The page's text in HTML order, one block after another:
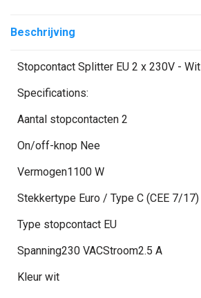
Beschrijving
Stopcontact Splitter EU 2 x 230V - Wit
Specifications:
Aantal stopcontacten 2
On/off-knop Nee
Vermogen1100 W
Stekkertype Euro / Type C (CEE 7/17)
Type stopcontact EU
Spanning230 VACStroom2.5 A
Kleur wit